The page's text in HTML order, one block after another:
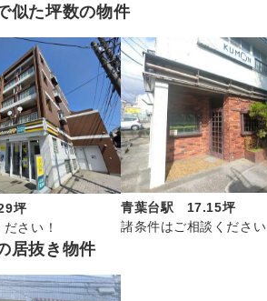
似た坪数の物件
坪
さい！
青葉台駅 17.15坪
諸条件はご相談ください
居抜き物件